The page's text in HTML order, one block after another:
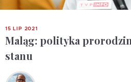
15 LIP 2021
Maląg: polityka
stanu